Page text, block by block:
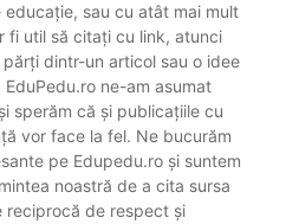
sau cu atât mai mult
fi util să citați cu link, atunci
dintr-un articol sau o idee
ne-am asumat
sperăm că și publicațiile cu
vor face la fel. Ne bucurăm
pe Edupedu.ro și suntem
noastră de a cita sursa
reciprocă de respect și